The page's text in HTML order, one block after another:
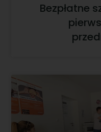
Bezpłatne